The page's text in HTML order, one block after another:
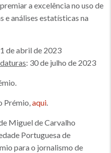
a excelência no uso de
e análises estatísticas na
de abril de 2023
: 30 de julho de 2023
Prémio,aqui.
Miguel de Carvalho
Portuguesa de
para o jornalismo de